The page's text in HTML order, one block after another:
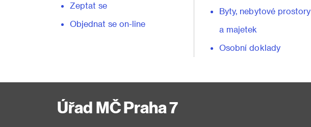
Zeptat se
Objednat se on-line
Byty, nebytové prostory
a majetek
Osobní doklady
Úřad MČ Praha 7